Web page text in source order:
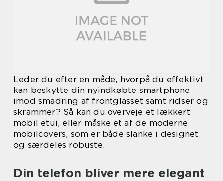
Leder du efter en måde, hvorpå du effektivt
kan beskytte din nyindkøbte smartphone
imod smadring af frontglasset samt ridser og
skrammer? Så kan du overveje et lækkert
mobil etui, eller måske et af de moderne
mobilcovers, som er både slanke i designet
og særdeles robuste.
Din telefon bliver mere elegant